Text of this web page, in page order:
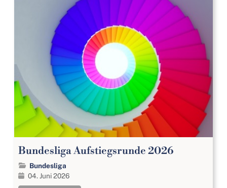
Bundesliga Aufstiegsrunde 2026
Bundesliga
04. Juni 2026